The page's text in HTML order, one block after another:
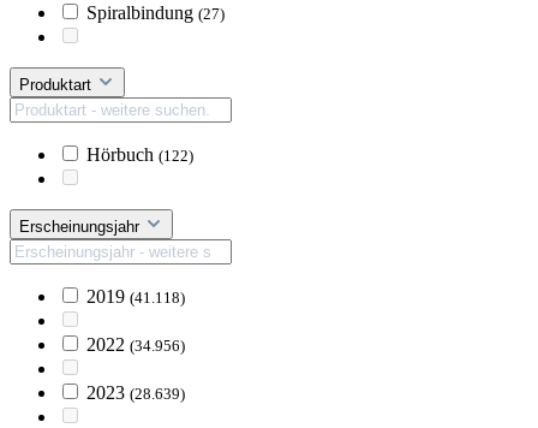
Spiralbindung (27)
Produktart
Hörbuch (122)
Erscheinungsjahr
2019 (41.118)
2022 (34.956)
2023 (28.639)